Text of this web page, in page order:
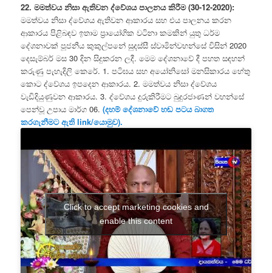
22. මමත්වය නිසා ඇතිවන ද්වේශය පාලනය කිරීම (30-12-2020):
මමත්වය නිසා ද්වේශය ඇතිවන ආකාරය සහ එය පාලනය කරන
ආකාරය පිළිබඳව ඉතාම ප්‍රායෝගික වටිනා කමකින් යුතු ධර්ම
දේශනාවක් පූජනීය කුකුල්පනේ සුදස්සී ස්වාමින්වහන්සේ විසින් 2020
දෙසැම්බර් මස 30 දින සිදුකරන ලදී. මෙම දේශනාවේ දී පහත සඳහන්
කරුණු පැහැදිලි කෙරේ. 1. පටිඝය සහ අයෝනිසෝ මනසිකාරය හේතු
කොට ද්වේශය ඉපදෙන ආකාරය. 2. මමත්වය නිසා ද්වේශය
වැඩිදියුණුවන ආකාරය. 3. ද්වේශය දුරුකිරීමට බුදුරජාණන් වහන්සේ
පෙන්වූ උපාය මාර්ග 06.(දහම් දේශනාවේ හඬ පටය බාගත
කරගැනීමට ඇති link/යොමුව).
Click to accept marketing cookies and
enable this content